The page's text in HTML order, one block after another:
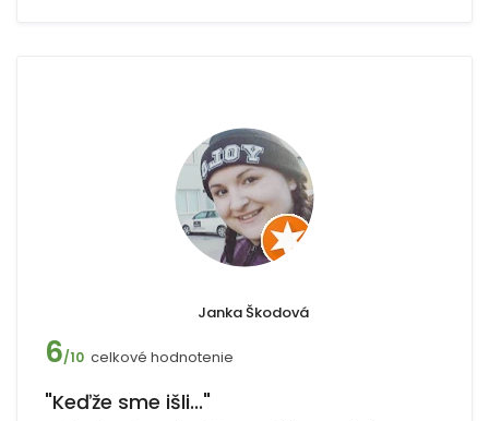
Janka Škodová
6/10 celkové hodnotenie
"Keďže sme išli..."